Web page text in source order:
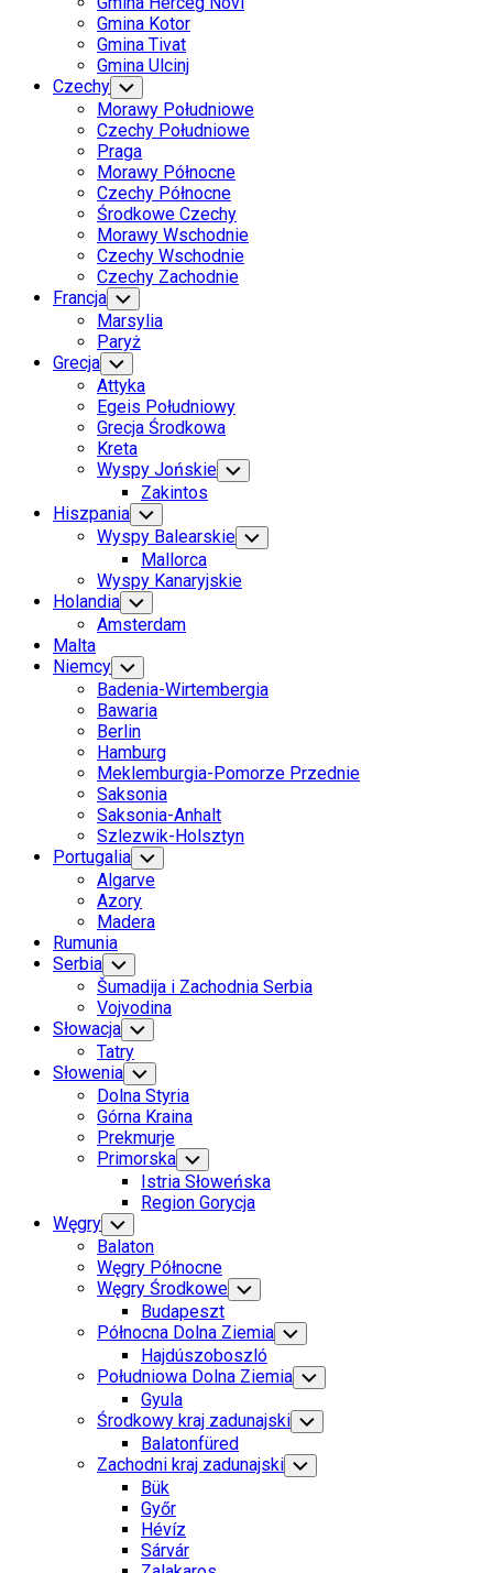
Gmina Kotor
Gmina Tivat
Gmina Ulcinj
Czechy Toggle
Child
Menu
Morawy Południowe
Czechy Południowe
Praga
Morawy Północne
Czechy Północne
Środkowe Czechy
Morawy Wschodnie
Czechy Wschodnie
Czechy Zachodnie
Francja Toggle
Child
Menu
Marsylia
Paryż
Grecja Toggle
Child
Menu
Attyka
Egeis Południowy
Grecja Środkowa
Kreta
Wyspy Jońskie Toggle
Child
Zakintos
Hiszpania Toggle
Child
Menu
Wyspy Balearskie Toggle
Child
Mallorca
Wyspy Kanaryjskie
Holandia Toggle
Child
Menu
Amsterdam
Malta
Niemcy Toggle
Child
Menu
Badenia-Wirtembergia
Bawaria
Berlin
Hamburg
Meklemburgia-Pomorze Przednie
Saksonia
Saksonia-Anhalt
Szlezwik-Holsztyn
Portugalia Toggle
Child
Menu
Algarve
Azory
Madera
Rumunia
Serbia Toggle
Child
Menu
Šumadija i Zachodnia Serbia
Vojvodina
Current
Page
Parent
Słowacja Toggle
Child
Menu
Current
Page
Parent
Tatry
Słowenia Toggle
Child
Menu
Dolna Styria
Górna Kraina
Prekmurje
Primorska Toggle
Child
Menu
Istria Słoweńska
Region Gorycja
Węgry Toggle
Child
Menu
Balaton
Węgry Północne
Węgry Środkowe Toggle
Child
Menu
Budapeszt
Północna Dolna Ziemia Toggle
Child
Menu
Hajdúszoboszló
Południowa Dolna Ziemia Toggle
Child
Menu
Gyula
Środkowy kraj zadunajski Toggle
Child
Menu
Balatonfüred
Zachodni kraj zadunajski Toggle
Child
Bük
Győr
Hévíz
Sárvár